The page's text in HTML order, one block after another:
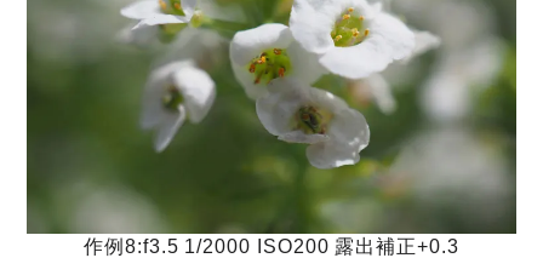
作例8:f3.5 1/2000 ISO200 露出補正+0.3